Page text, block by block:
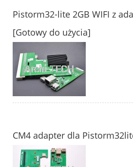
Pistorm32-lite 2GB WIFI z
[Gotowy do użycia]
CM4 adapter dla